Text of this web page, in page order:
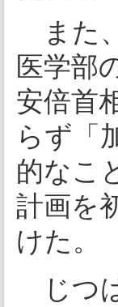
また
医学部
安倍首
らず「
的なこ
計画を
けた。
じつ